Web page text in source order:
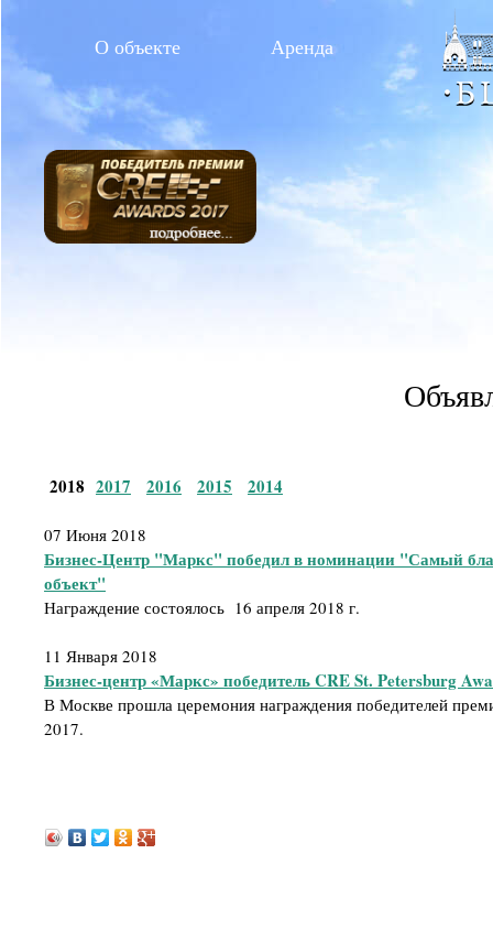
О объекте Аренда
2018 2017 2016 2015 2014
07 Июня 2018
Бизнес-Центр "Маркс" победил в номинации "Самый
объект"
Награждение состоялось 16 апреля 2018 г.
11 Января 2018
Бизнес-центр «Маркс» победитель CRE St. Petersburg
В Москве прошла церемония награждения победителей
2017.